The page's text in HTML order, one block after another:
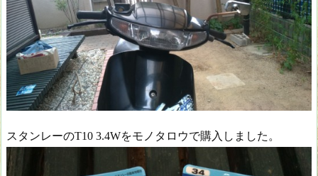
スタンレーのT10 3.4Wをモノタロウで購入しました。